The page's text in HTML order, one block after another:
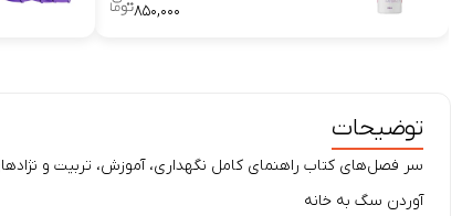
۸۵۰,۰۰۰
توضیحات
سر فصل‌های کتاب راهنمای کامل نگهداری، آموزش، تربیت و
آوردن سگ به خانه